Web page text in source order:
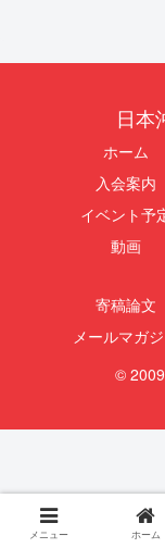
日本
ホーム
入会案内
イベント予
動画
寄稿論文
メールマガ
©
メニュー ホーム